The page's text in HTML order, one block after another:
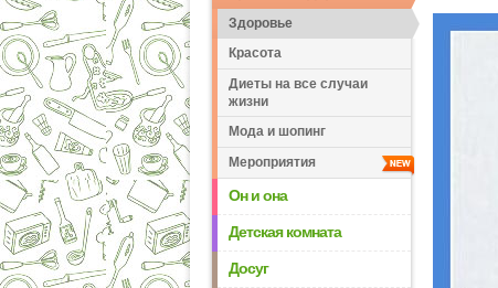
Здоровье
Красота
Диеты на все случаи
жизни
Мода и шопинг
Мероприятия
Он и она
Детская комната
Досуг